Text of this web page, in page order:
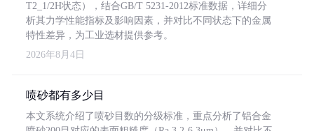
T2_1/2H状态），结合GB/T 5231-2012标准数据，详细分
析其力学性能指标及影响因素，并对比不同状态下的金属
特性差异，为工业选材提供参考。
2026年8月4日
喷砂都有多少目
本文系统介绍了喷砂目数的分级标准，重点分析了铝合金